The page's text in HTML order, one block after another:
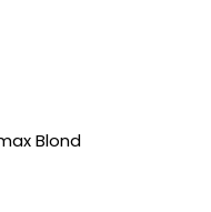
Blond